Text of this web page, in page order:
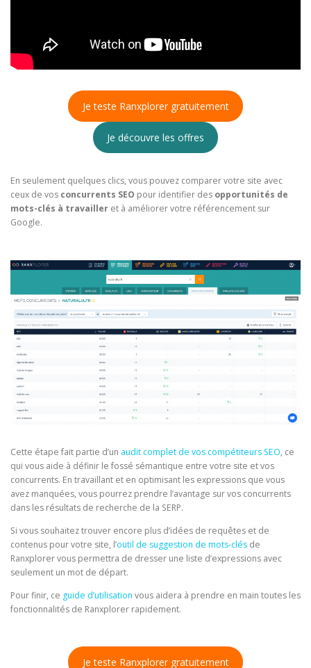
Je teste Ranxplorer gratuitement
Je découvre les offres
En seulement quelques clics, vous pouvez comparer votre site avec
ceux de vos concurrents SEO pour identifier des opportunités de
mots-clés à travailler et à améliorer votre référencement sur
Google.
Cette étape fait partie d’un audit complet de vos compétiteurs SEO, ce
qui vous aide à définir le fossé sémantique entre votre site et vos
concurrents. En travaillant et en optimisant les expressions que vous
avez manquées, vous pourrez prendre l’avantage sur vos concurrents
dans les résultats de recherche de la SERP.
Si vous souhaitez trouver encore plus d’idées de requêtes et de
contenus pour votre site, l’outil de suggestion de mots-clés de
Ranxplorer vous permettra de dresser une liste d’expressions avec
seulement un mot de départ.
Pour finir, ce guide d’utilisation vous aidera à prendre en main toutes les
fonctionnalités de Ranxplorer rapidement.
Je teste Ranxplorer gratuitement